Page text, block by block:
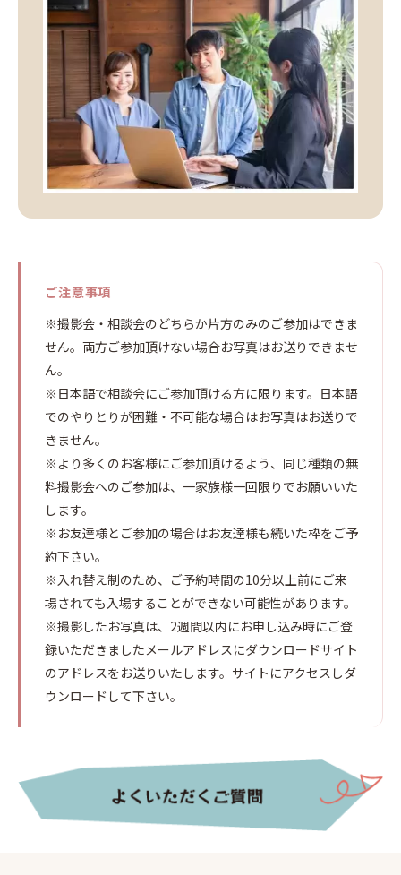
ご注意事項
※撮影会・相談会のどちらか片方のみのご参加はできま
せん。両方ご参加頂けない場合お写真はお送りできませ
ん。
※日本語で相談会にご参加頂ける方に限ります。日本語
でのやりとりが困難・不可能な場合はお写真はお送りで
きません。
※より多くのお客様にご参加頂けるよう、同じ種類の無
料撮影会へのご参加は、一家族様一回限りでお願いいた
します。
※お友達様とご参加の場合はお友達様も続いた枠をご予
約下さい。
※入れ替え制のため、ご予約時間の10分以上前にご来
場されても入場することができない可能性があります。
※撮影したお写真は、2週間以内にお申し込み時にご登
録いただきましたメールアドレスにダウンロードサイト
のアドレスをお送りいたします。サイトにアクセスしダ
ウンロードして下さい。